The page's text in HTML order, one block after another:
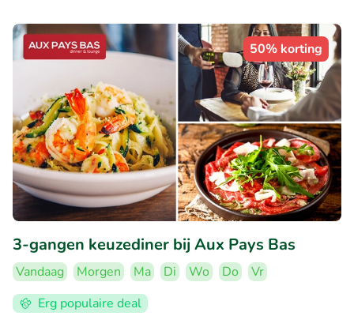
50% korting
3-gangen keuzediner bij Aux Pays Bas
Vandaag Morgen Ma Di Wo Do
Vr
Erg populaire deal